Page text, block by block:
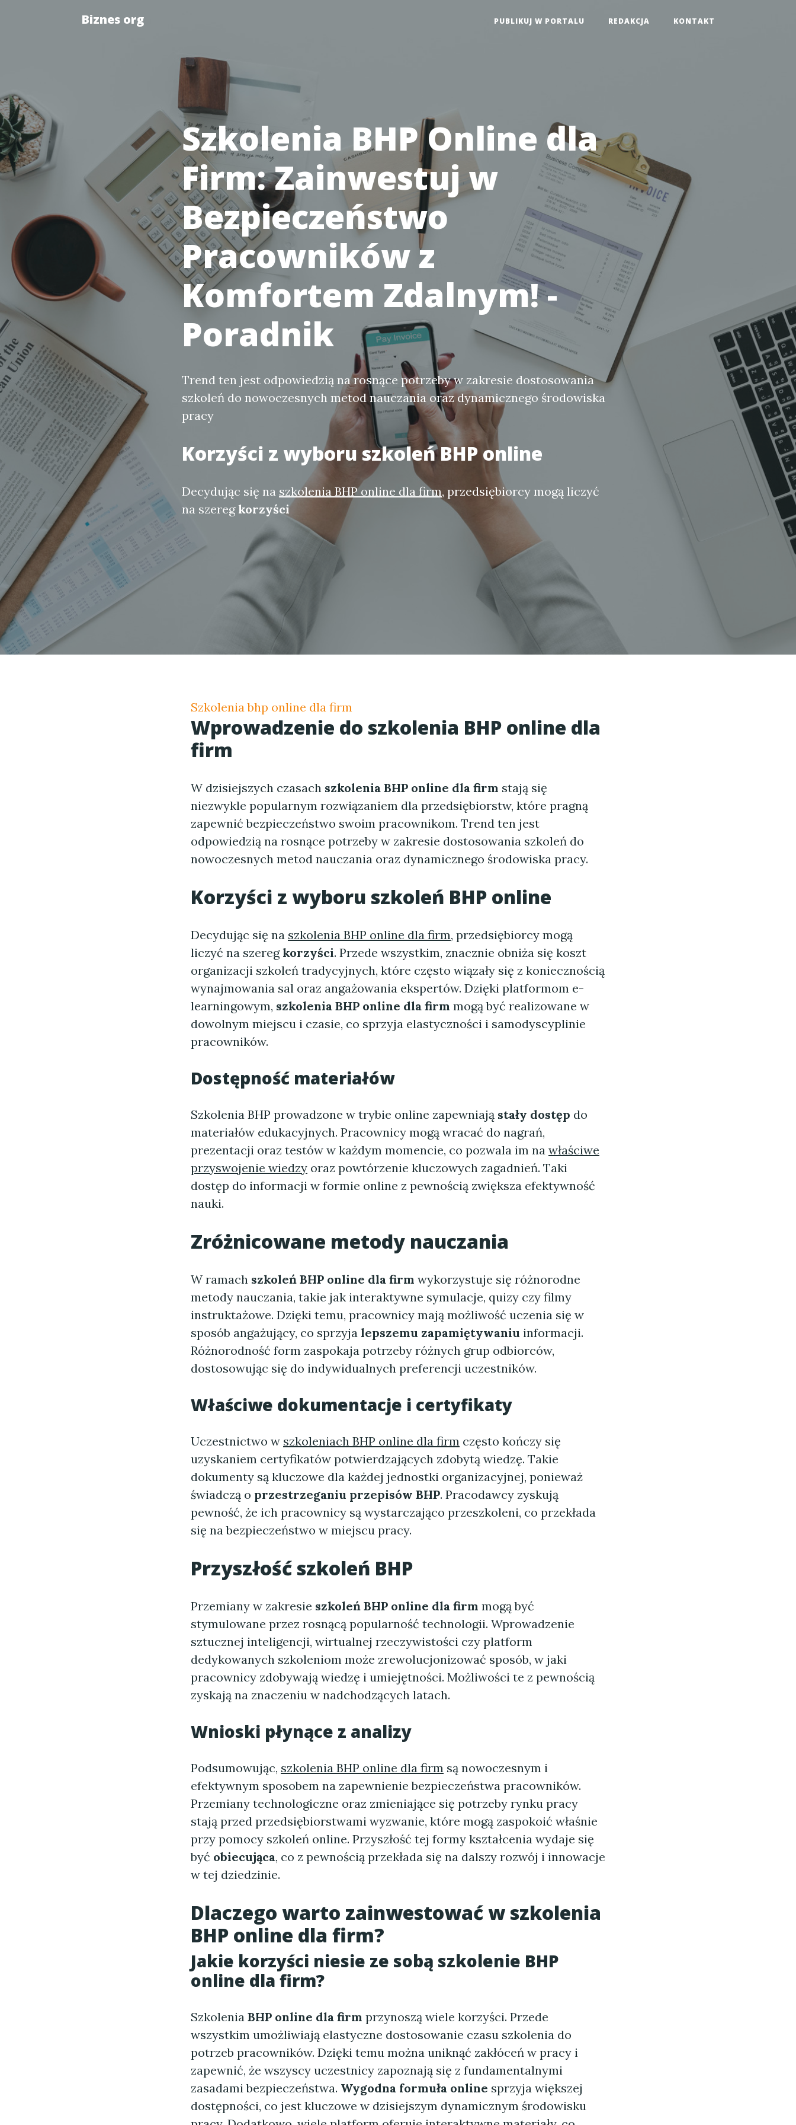
Biznes org PUBLIKUJ W PORTALU REDAKCJA KONTAKT
Szkolenia BHP Online dla
Firm: Zainwestuj w
Bezpieczeństwo
Pracowników z
Komfortem Zdalnym! -
Poradnik
Trend ten jest odpowiedzią na rosnące potrzeby w zakresie dostosowania
szkoleń do nowoczesnych metod nauczania oraz dynamicznego środowiska
pracy
Korzyści z wyboru szkoleń BHP online
Decydując się na szkolenia BHP online dla firm, przedsiębiorcy mogą liczyć
na szereg korzyści
Szkolenia bhp online dla firm
Wprowadzenie do szkolenia BHP online dla
firm
W dzisiejszych czasach szkolenia BHP online dla firm stają się
niezwykle popularnym rozwiązaniem dla przedsiębiorstw, które pragną
zapewnić bezpieczeństwo swoim pracownikom. Trend ten jest
odpowiedzią na rosnące potrzeby w zakresie dostosowania szkoleń do
nowoczesnych metod nauczania oraz dynamicznego środowiska pracy.
Korzyści z wyboru szkoleń BHP online
Decydując się na szkolenia BHP online dla firm, przedsiębiorcy mogą
liczyć na szeregkorzyści. Przede wszystkim, znacznie obniża się koszt
organizacji szkoleń tradycyjnych, które często wiązały się z koniecznością
wynajmowania sal oraz angażowania ekspertów. Dzięki platformom e-
learningowym, szkolenia BHP online dla firm mogą być realizowane w
dowolnym miejscu i czasie, co sprzyja elastyczności i samodyscyplinie
pracowników.
Dostępność materiałów
Szkolenia BHP prowadzone w trybie online zapewniają stały dostęp do
materiałów edukacyjnych. Pracownicy mogą wracać do nagrań,
prezentacji oraz testów w każdym momencie, co pozwala im na właściwe
przyswojenie wiedzy oraz powtórzenie kluczowych zagadnień. Taki
dostęp do informacji w formie online z pewnością zwiększa efektywność
nauki.
Zróżnicowane metody nauczania
W ramach szkoleń BHP online dla firm wykorzystuje się różnorodne
metody nauczania, takie jak interaktywne symulacje, quizy czy filmy
instruktażowe. Dzięki temu, pracownicy mają możliwość uczenia się w
sposób angażujący, co sprzyja lepszemu zapamiętywaniu informacji.
Różnorodność form zaspokaja potrzeby różnych grup odbiorców,
dostosowując się do indywidualnych preferencji uczestników.
Właściwe dokumentacje i certyfikaty
Uczestnictwo w szkoleniach BHP online dla firm często kończy się
uzyskaniem certyfikatów potwierdzających zdobytą wiedzę. Takie
dokumenty są kluczowe dla każdej jednostki organizacyjnej, ponieważ
świadczą o przestrzeganiu przepisów BHP. Pracodawcy zyskują
pewność, że ich pracownicy są wystarczająco przeszkoleni, co przekłada
się na bezpieczeństwo w miejscu pracy.
Przyszłość szkoleń BHP
Przemiany w zakresie szkoleń BHP online dla firm mogą być
stymulowane przez rosnącą popularność technologii. Wprowadzenie
sztucznej inteligencji, wirtualnej rzeczywistości czy platform
dedykowanych szkoleniom może zrewolucjonizować sposób, w jaki
pracownicy zdobywają wiedzę i umiejętności. Możliwości te z pewnością
zyskają na znaczeniu w nadchodzących latach.
Wnioski płynące z analizy
Podsumowując, szkolenia BHP online dla firm są nowoczesnym i
efektywnym sposobem na zapewnienie bezpieczeństwa pracowników.
Przemiany technologiczne oraz zmieniające się potrzeby rynku pracy
stają przed przedsiębiorstwami wyzwanie, które mogą zaspokoić właśnie
przy pomocy szkoleń online. Przyszłość tej formy kształcenia wydaje się
być obiecująca, co z pewnością przekłada się na dalszy rozwój i innowacje
w tej dziedzinie.
Dlaczego warto zainwestować w szkolenia
BHP online dla firm?
Jakie korzyści niesie ze sobą szkolenie BHP
online dla firm?
Szkolenia BHP online dla firm przynoszą wiele korzyści. Przede
wszystkim umożliwiają elastyczne dostosowanie czasu szkolenia do
potrzeb pracowników. Dzięki temu można uniknąć zakłóceń w pracy i
zapewnić, że wszyscy uczestnicy zapoznają się z fundamentalnymi
zasadami bezpieczeństwa. Wygodna formuła online sprzyja większej
dostępności, co jest kluczowe w dzisiejszym dynamicznym środowisku